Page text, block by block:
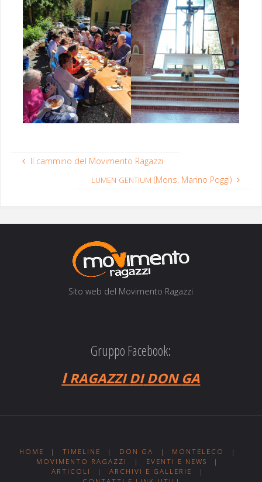
Il cammino del Movimento Ragazzi
LUMEN GENTIUM (Mons. Marino Poggi)
Sito web del Movi­men­to Ragazzi
Gruppo Facebook:
IRAGAZZI DI DON GA
HOME | TIMELINE | DON GA | MONTELECO
|
MOVIMENTO RAGAZZI
| EVENTI E NEWS
|
ARTICOLI
| ARCHIVI E GALLERIE
|